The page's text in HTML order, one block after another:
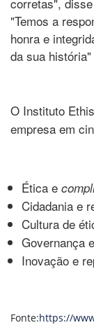
"Temos a
honra e
da sua história"
O Instituto
empresa em
Ética e
Cidadania e
Cultura de
Governança
Inovação e
Fonte:https://